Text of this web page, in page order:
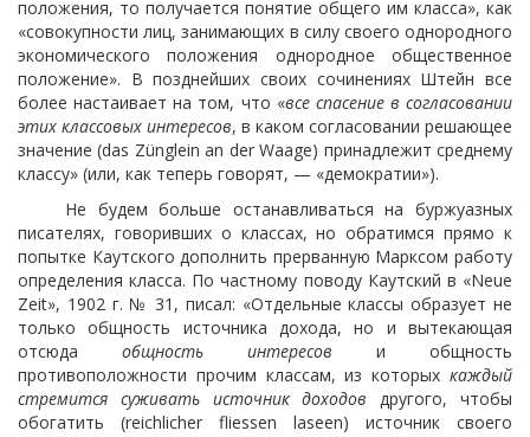
положения, то получается понятие общего им класса», как
«совокупности лиц, занимающих в силу своего однородного
экономического положения однородное общественное
положение». В позднейших своих сочинениях Штейн все
более настаивает на том, что «все спасение в согласовании
этих классовых интересов, в каком согласовании решающее
значение (das Zünglein an der Waage) принадлежит среднему
классу» (или, как теперь говорят, — «демократии»).
Не будем больше останавливаться на буржуазных
писателях, говоривших о классах, но обратимся прямо к
попытке Каутского дополнить прерванную Марксом работу
определениякласса. По частному поводу Каутский в «Neue
Zeit», 1902 г. № 31, писал: «Отдельные классы образует не
только общность источника дохода, но и вытекающая
отсюда общность интересов и общность
противоположности прочим классам, из которых каждый
стремится суживать источник доходов другого, чтобы
обогатить (reichlicher fliessen laseen) источник своего